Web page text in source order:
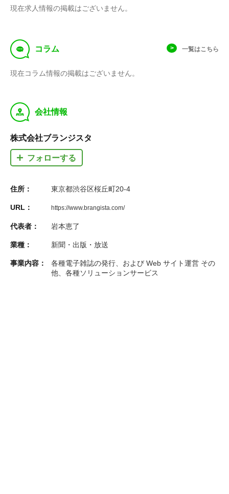
現在求人情報の掲載はございません。
f コラム 一覧はこちら
現在コラム情報の掲載はございません。
y 会社情報
株式会社ブランジスタ
フォローする
住所： 東京都渋谷区桜丘町20-4
URL： https://www.brangista.com/
代表者： 岩本恵了
業種： 新聞・出版・放送
事業内容：
各種電子雑誌の発行、および Web サイト運営 その
他、各種ソリューションサービス